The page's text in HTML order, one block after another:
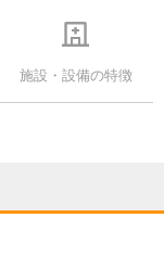
施設・設備の特徴